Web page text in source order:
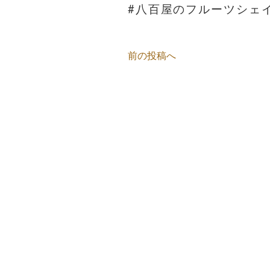
#八百屋のフルーツシェ
前の投稿へ